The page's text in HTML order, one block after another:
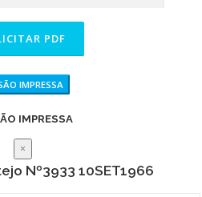
IMPRESSA
IMPRESSA
×
Nº3933 10SET1966